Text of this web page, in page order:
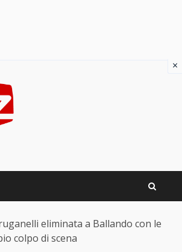
eliminata a Ballando con le
colpo di scena
×